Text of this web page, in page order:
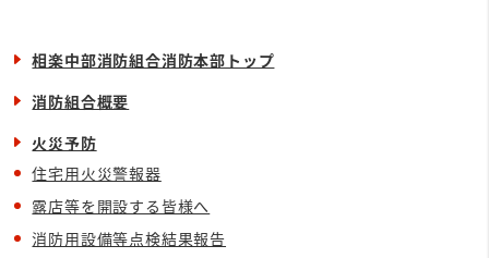
相楽中部消防組合消防本部トップ
消防組合概要
火災予防
住宅用火災警報器
露店等を開設する皆様へ
消防用設備等点検結果報告